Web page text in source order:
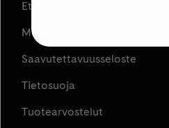
Etujen ja kampanjoiden ehdot
Muuta evästeasetuksia
Saavutettavuusseloste
Tietosuoja
Tuotearvostelut